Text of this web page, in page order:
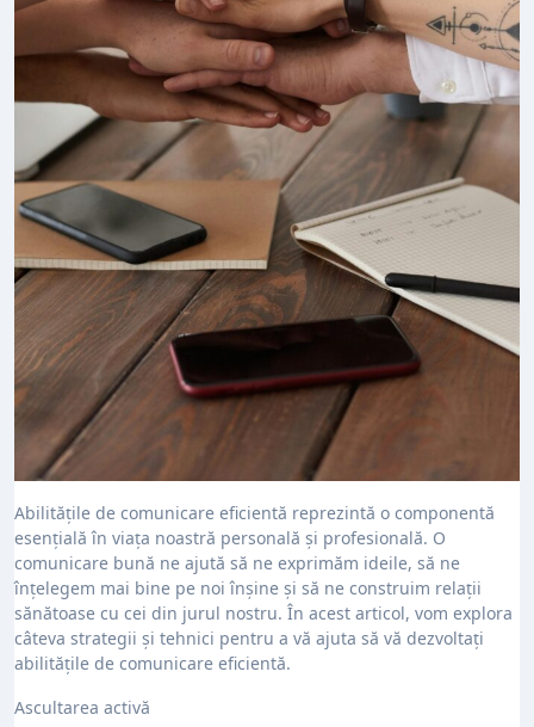
Abilitățile de comunicare eficientă reprezintă o componentă
esențială în viața noastră personală și profesională. O
comunicare bună ne ajută să ne exprimăm ideile, să ne
înțelegem mai bine pe noi înșine și să ne construim relații
sănătoase cu cei din jurul nostru. În acest articol, vom explora
câteva strategii și tehnici pentru a vă ajuta să vă dezvoltați
abilitățile de comunicare eficientă.
Ascultarea activă